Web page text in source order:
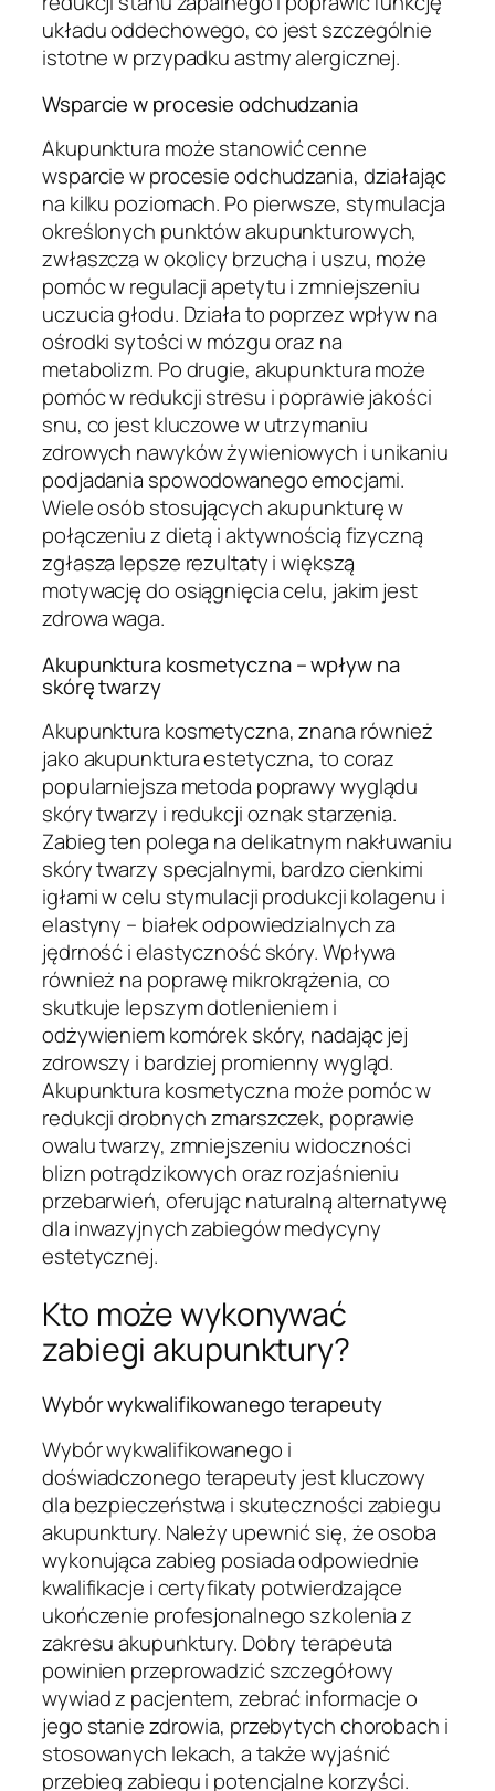
układu oddechowego, co jest szczególnie
istotne w przypadku astmy alergicznej.
Wsparcie w procesie odchudzania
Akupunktura może stanowić cenne
wsparcie w procesie odchudzania, działając
na kilku poziomach. Po pierwsze, stymulacja
określonych punktów akupunkturowych,
zwłaszcza w okolicy brzucha i uszu, może
pomóc w regulacji apetytu i zmniejszeniu
uczucia głodu. Działa to poprzez wpływ na
ośrodki sytości w mózgu oraz na
metabolizm. Po drugie, akupunktura może
pomóc w redukcji stresu i poprawie jakości
snu, co jest kluczowe w utrzymaniu
zdrowych nawyków żywieniowych i unikaniu
podjadania spowodowanego emocjami.
Wiele osób stosujących akupunkturę w
połączeniu z dietą i aktywnością fizyczną
zgłasza lepsze rezultaty i większą
motywację do osiągnięcia celu, jakim jest
zdrowa waga.
Akupunktura kosmetyczna – wpływ na
skórę twarzy
Akupunktura kosmetyczna, znana również
jako akupunktura estetyczna, to coraz
popularniejsza metoda poprawy wyglądu
skóry twarzy i redukcji oznak starzenia.
Zabieg ten polega na delikatnym nakłuwaniu
skóry twarzy specjalnymi, bardzo cienkimi
igłami w celu stymulacji produkcji kolagenu i
elastyny – białek odpowiedzialnych za
jędrność i elastyczność skóry. Wpływa
również na poprawę mikrokrążenia, co
skutkuje lepszym dotlenieniem i
odżywieniem komórek skóry, nadając jej
zdrowszy i bardziej promienny wygląd.
Akupunktura kosmetyczna może pomóc w
redukcji drobnych zmarszczek, poprawie
owalu twarzy, zmniejszeniu widoczności
blizn potrądzikowych oraz rozjaśnieniu
przebarwień, oferując naturalną alternatywę
dla inwazyjnych zabiegów medycyny
estetycznej.
Kto może wykonywać
zabiegi akupunktury?
Wybór wykwalifikowanego terapeuty
Wybór wykwalifikowanego i
doświadczonego terapeuty jest kluczowy
dla bezpieczeństwa i skuteczności zabiegu
akupunktury. Należy upewnić się, że osoba
wykonująca zabieg posiada odpowiednie
kwalifikacje i certyfikaty potwierdzające
ukończenie profesjonalnego szkolenia z
zakresu akupunktury. Dobry terapeuta
powinien przeprowadzić szczegółowy
wywiad z pacjentem, zebrać informacje o
jego stanie zdrowia, przebytych chorobach i
stosowanych lekach, a także wyjaśnić
przebieg zabiegu i potencjalne korzyści.